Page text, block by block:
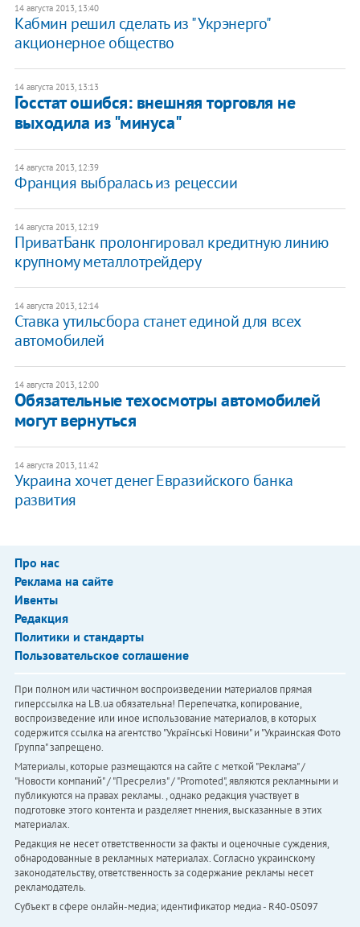
14 августа 2013, 13:40
Кабмин решил сделать из "Укрэнерго"
акционерное общество
14 августа 2013, 13:13
Госстат ошибся: внешняя торговля не
выходила из "минуса"
14 августа 2013, 12:39
Франция выбралась из рецессии
14 августа 2013, 12:19
ПриватБанк пролонгировал кредитную линию
крупному металлотрейдеру
14 августа 2013, 12:14
Ставка утильсбора станет единой для всех
автомобилей
14 августа 2013, 12:00
Обязательные техосмотры автомобилей
могут вернуться
14 августа 2013, 11:42
Украина хочет денег Евразийского банка
развития
Про нас
Реклама на сайте
Ивенты
Редакция
Политики и стандарты
Пользовательское соглашение
При полном или частичном воспроизведении материалов прямая
гиперссылка на LB.ua обязательна! Перепечатка, копирование,
воспроизведение или иное использование материалов, в которых
содержится ссылка на агентство "Українськi Новини" и "Украинская Фото
Группа" запрещено.
Материалы, которые размещаются на сайте с меткой "Реклама" /
"Новости компаний" / "Пресрелиз" / "Promoted", являются рекламными и
публикуются на правах рекламы. , однако редакция участвует в
подготовке этого контента и разделяет мнения, высказанные в этих
материалах.
Редакция не несет ответственности за факты и оценочные суждения,
обнародованные в рекламных материалах. Согласно украинскому
законодательству, ответственность за содержание рекламы несет
рекламодатель.
Субъект в сфере онлайн-медиа; идентификатор медиа - R40-05097